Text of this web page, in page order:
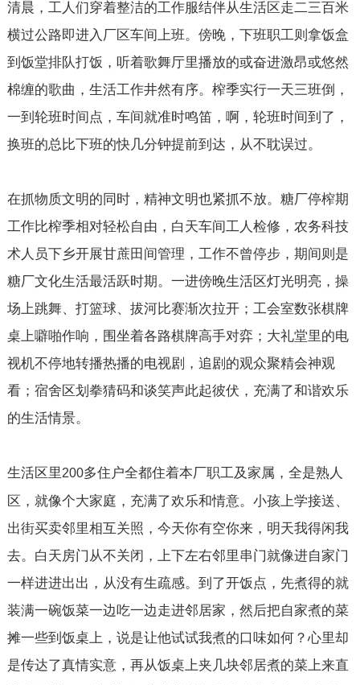
清晨，工人们穿着整洁的工作服结伴从生活区走二三百米
横过公路即进入厂区车间上班。傍晚，下班职工则拿饭盒
到饭堂排队打饭，听着歌舞厅里播放的或奋进激昂或悠然
棉缠的歌曲，生活工作井然有序。榨季实行一天三班倒，
一到轮班时间点，车间就准时鸣笛，啊，轮班时间到了，
换班的总比下班的快几分钟提前到达，从不耽误过。
在抓物质文明的同时，精神文明也紧抓不放。糖厂停榨期
工作比榨季相对轻松自由，白天车间工人检修，农务科技
术人员下乡开展甘蔗田间管理，工作不曾停步，期间则是
糖厂文化生活最活跃时期。一进傍晚生活区灯光明亮，操
场上跳舞、打篮球、拔河比赛渐次拉开；工会室数张棋牌
桌上噼啪作响，围坐着各路棋牌高手对弈；大礼堂里的电
视机不停地转播热播的电视剧，追剧的观众聚精会神观
看；宿舍区划拳猜码和谈笑声此起彼伏，充满了和谐欢乐
的生活情景。
生活区里200多住户全都住着本厂职工及家属，全是熟人
区，就像个大家庭，充满了欢乐和情意。小孩上学接送、
出街买卖邻里相互关照，今天你有空你来，明天我得闲我
去。白天房门从不关闭，上下左右邻里串门就像进自家门
一样进进出出，从没有生疏感。到了开饭点，先煮得的就
装满一碗饭菜一边吃一边走进邻居家，然后把自家煮的菜
摊一些到饭桌上，说是让他试试我煮的口味如何？心里却
是传达了真情实意，再从饭桌上夹几块邻居煮的菜上来直